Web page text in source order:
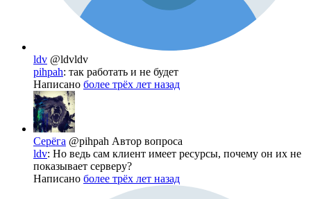
ldv @ldvldv
pihpah: так работать и не будет
Написано более трёх лет назад
Серёга @pihpah Автор вопроса
ldv: Но ведь сам клиент имеет ресурсы, почему он их не
показывает серверу?
Написано более трёх лет назад